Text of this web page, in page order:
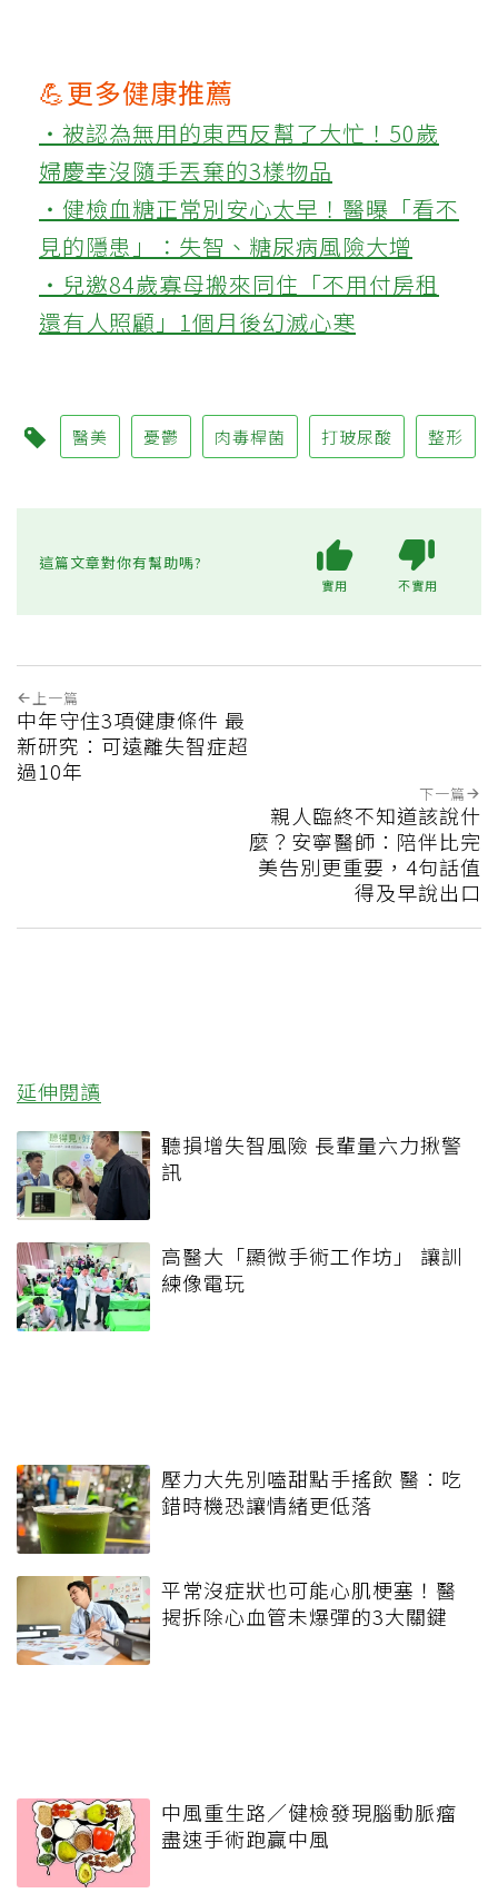
💪更多健康推薦
‧被認為無用的東西反幫了大忙！50歲
婦慶幸沒隨手丟棄的3樣物品
‧健檢血糖正常別安心太早！醫曝「看不
見的隱患」：失智、糖尿病風險大增
‧兒邀84歲寡母搬來同住「不用付房租
還有人照顧」1個月後幻滅心寒
醫美 憂鬱 肉毒桿菌 打玻尿酸 整形
這篇文章對你有幫助嗎?
實用 不實用
上一篇
中年守住3項健康條件 最
新研究：可遠離失智症超
過10年
下一篇
親人臨終不知道該說什
麼？安寧醫師：陪伴比完
美告別更重要，4句話值
得及早說出口
延伸閱讀
聽損增失智風險 長輩量六力揪警
訊
高醫大「顯微手術工作坊」 讓訓
練像電玩
壓力大先別嗑甜點手搖飲 醫：吃
錯時機恐讓情緒更低落
平常沒症狀也可能心肌梗塞！醫
揭拆除心血管未爆彈的3大關鍵
中風重生路／健檢發現腦動脈瘤
盡速手術跑贏中風